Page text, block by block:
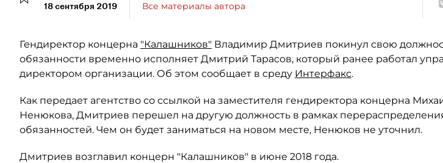
18 сентября 2019
Все материалы автора
Гендиректор концерна "Калашников" Владимир Дмитриев покинул свою
обязанности временно исполняет Дмитрий Тарасов, который ранее работал
директором организации. Об этом сообщает в среду Интерфакс.
Как передает агентство со ссылкой на заместителя гендиректора концерна
Ненюкова, Дмитриев перешел на другую должность в рамках
обязанностей. Чем он будет заниматься на новом месте, Ненюков не уточнил.
Дмитриев возглавил концерн "Калашников" в июне 2018 года.